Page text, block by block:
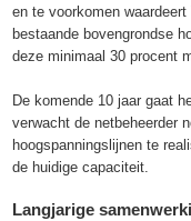
en te voorkomen
bestaande bovengrondse
deze minimaal 30 procent
De komende 10 jaar gaat
verwacht de netbeheerder
hoogspanningslijnen te
de huidige capaciteit.
Langjarige